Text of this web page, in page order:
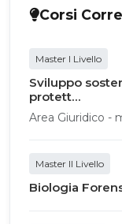
Corsi
Master I Livello
Sviluppo
protett...
Area Giuridico -
Master II Livello
Biologia